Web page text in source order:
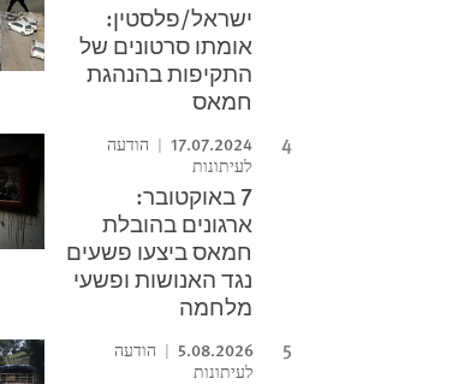
ישראל/פלסטין:
אומתו סרטונים של
התקיפות בהנהגת
חמאס
17.07.2024
הודעה
לעיתונות
7 באוקטובר:
ארגונים בהובלת
חמאס ביצעו פשעים
נגד האנושות ופשעי
מלחמה
5.08.2026
הודעה
לעיתונות